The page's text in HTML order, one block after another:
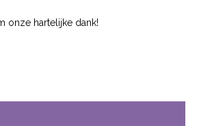
onze hartelijke dank!